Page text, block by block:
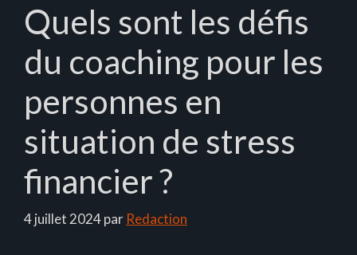
Quels sont les défis
du coaching pour les
personnes en
situation de stress
financier ?
4 juillet 2024par Redaction